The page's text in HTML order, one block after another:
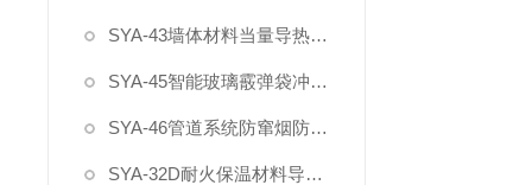
SYA-43墙体材料当量导热系数检测装置
SYA-45智能玻璃霰弹袋冲击测试设备
SYA-46管道系统防窜烟防倒灌测试仪
SYA-32D耐火保温材料导热系数测定仪